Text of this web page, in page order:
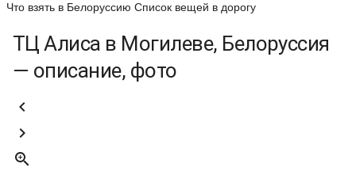
Что взять в Белоруссию Список вещей в дорогу
ТЦ Алиса в Могилеве, Белоруссия
— описание, фото


